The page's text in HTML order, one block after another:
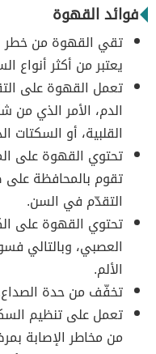
فوائد القهوة
تقي القهوة من خطر
يعتبر من أكثر أنواع
تعمل القهوة على
الدم، الأمر الذي من
القلبية، أو السكتات
تحتوي القهوة على
تقوم بالمحافظة
التقدّم في السن.
تحتوي القهوة على
العصبي، وبالتالي
الألم.
تخفّف من حدة
تعمل على تنظيم
من مخاطر الإصابة